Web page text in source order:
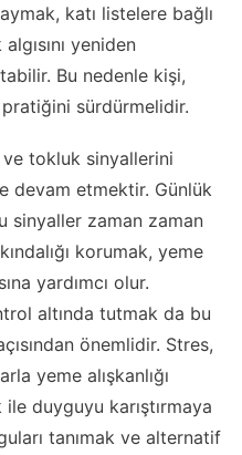
katı listelere bağlı
yeniden
Bu nedenle kişi,
sürdürmelidir.
tokluk sinyallerini
devam etmektir. Günlük
sinyaller zaman zaman
korumak, yeme
yardımcı olur.
altında tutmak da bu
önemlidir. Stres,
yeme alışkanlığı
duyguyu karıştırmaya
tanımak ve alternatif